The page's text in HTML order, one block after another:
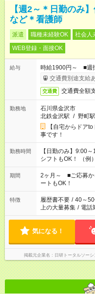
【週2～＊日勤のみ
など＊看護師
派遣 職種未経験OK 社会人
WEB登録・面接OK
給与
時給1900円～ ■週
交通費別途支給
交通費 交通費全額
勤務地
石川県金沢市
北鉄金沢駅 / 野町駅
【自宅からドア
事です！
勤務時間
【日勤のみ】9:00～18:00（休
シフトもOK！ （
「家族とお休みを
たい」 「できれば
えてくださいね。 ※Wワーク希望の方へ 今ご覧のお仕事で希望
する勤務時間と、
間を超える場合は応
期間
2ヶ月～ ■ご応募か
ートもOK！
特徴 履歴書不要 / 40～
上の大量募集 / 電話
気になる！
掲載元企業名 日研トータルソー